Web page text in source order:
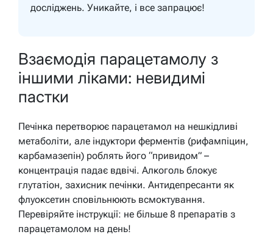
досліджень. Уникайте, і все запрацює!
Взаємодія парацетамолу з
іншими ліками: невидимі
пастки
Печінка перетворює парацетамол на нешкідливі
метаболіти, але індуктори ферментів (рифампіцин,
карбамазепін) роблять його “привидом” –
концентрація падає вдвічі. Алкоголь блокує
глутатіон, захисник печінки. Антидепресанти як
флуоксетин сповільнюють всмоктування.
Перевіряйте інструкції: не більше 8 препаратів з
парацетамолом на день!